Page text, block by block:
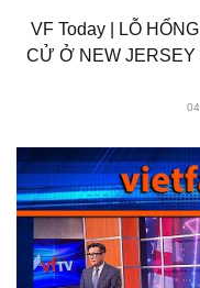
VF Today | LỖ
CỬ Ở NEW JERSEY